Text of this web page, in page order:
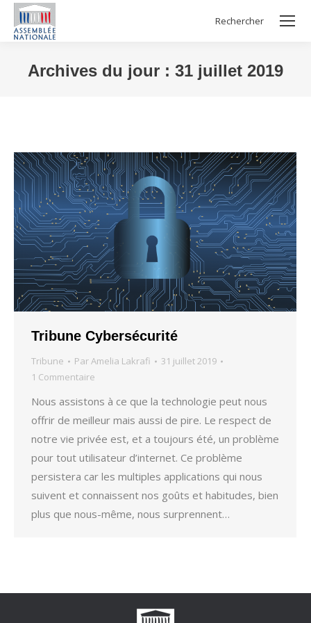
Search:
Rechercher
Archives du jour : 31 juillet 2019
Tribune Cybersécurité
Tribune ParAmelia Lakrafi
31 juillet 2019
1 Commentaire
Nous assistons à ce que la technologie peut nous
offrir de meilleur mais aussi de pire. Le respect de
notre vie privée est, et a toujours été, un problème
pour tout utilisateur d’internet. Ce problème
persistera car les multiples applications qui nous
suivent et connaissent nos goûts et habitudes, bien
plus que nous-même, nous surprennent…